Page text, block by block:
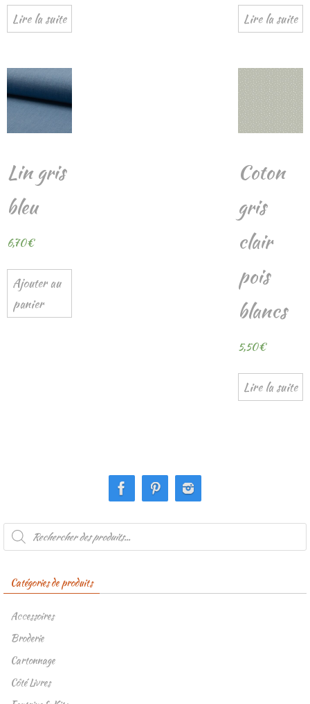
Lire la suite Lire la suite
Lin gris
bleu
6,70€
Ajouter au
panier
Coton
gris
clair
pois
blancs
5,50€
Lire la suite
Recherche
produits
Catégories de produits
Accessoires
Broderie
Cartonnage
Côté Livres